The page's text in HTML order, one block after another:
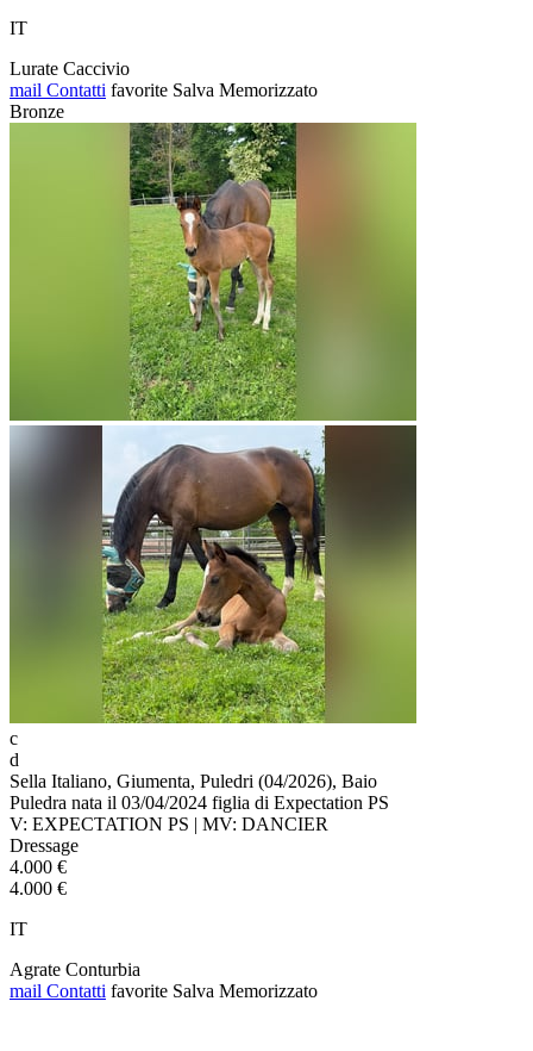
IT
Lurate Caccivio
mail Contatti favorite Salva Memorizzato
Bronze
c
d
Sella Italiano, Giumenta, Puledri (04/2026), Baio
Puledra nata il 03/04/2024 figlia di Expectation PS
V: EXPECTATION PS | MV: DANCIER
Dressage
4.000 €
4.000 €
IT
Agrate Conturbia
mail Contatti favorite Salva Memorizzato